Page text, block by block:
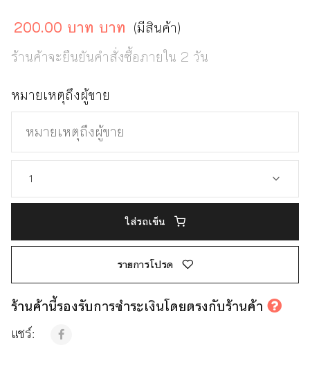
200.00 บาท บาท (มีสินค้า)
ร้านค้าจะยืนยันคำสั่งซื้อภายใน 2 วัน
หมายเหตุถึงผู้ขาย
ใส่รถเข็น
รายการโปรด
ร้านค้านี้รองรับการชำระเงินโดยตรงกับร้านค้า
แชร์: